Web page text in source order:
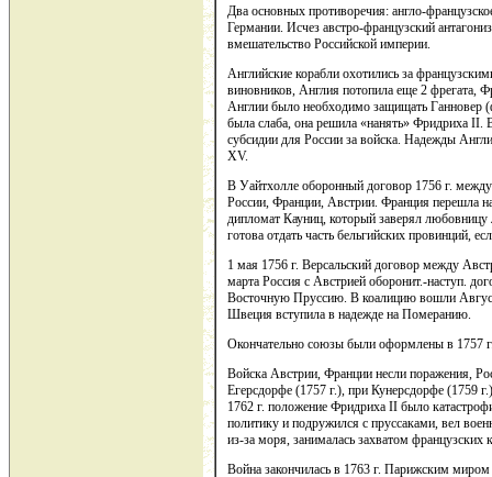
Два основных противоречия: англо-
Германии. Исчез австро-французский
вмешательство Российской империи.
Английские корабли охотились за
виновников, Англия потопила еще 2 фрегата,
Англии было необходимо защищать Ганновер
была слаба, она решила «нанять» Фридриха
субсидии для России за войска. Надежды
XV.
В Уайтхолле оборонный договор 1756 г.
России, Франции, Австрии. Франция перешла
дипломат Кауниц, который заверял
готова отдать часть бельгийских провинций,
1 мая 1756 г. Версальский договор между
марта Россия с Австрией оборонит.-наступ.
Восточную Пруссию. В коалицию вошли
Швеция вступила в надежде на Померанию.
Окончательно союзы были оформлены в 1757
Войска Австрии, Франции несли поражения,
Егерсдорфе (1757 г.), при Кунерсдорфе (1759
1762 г. положение Фридриха II было
политику и подружился с пруссаками, вел
из-за моря, занималась захватом французских
Война закончилась в 1763 г. Парижским